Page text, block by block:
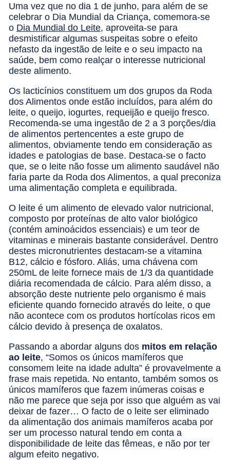
Uma vez que no dia 1 de junho, para além de se
celebrar o Dia Mundial da Criança, comemora-se
o Dia Mundial do Leite, aproveita-se para
desmistificar algumas suspeitas sobre o efeito
nefasto da ingestão de leite e o seu impacto na
saúde, bem como realçar o interesse nutricional
deste alimento.
Os lacticínios constituem um dos grupos da Roda
dos Alimentos onde estão incluídos, para além do
leite, o queijo, iogurtes, requeijão e queijo fresco.
Recomenda-se uma ingestão de 2 a 3 porções/dia
de alimentos pertencentes a este grupo de
alimentos, obviamente tendo em consideração as
idades e patologias de base. Destaca-se o facto
que, se o leite não fosse um alimento saudável não
faria parte da Roda dos Alimentos, a qual preconiza
uma alimentação completa e equilibrada.
O leite é um alimento de elevado valor nutricional,
composto por proteínas de alto valor biológico
(contém aminoácidos essenciais) e um teor de
vitaminas e minerais bastante considerável. Dentro
destes micronutrientes destacam-se a vitamina
B12, cálcio e fósforo. Aliás, uma chávena com
250mL de leite fornece mais de 1/3 da quantidade
diária recomendada de cálcio. Para além disso, a
absorção deste nutriente pelo organismo é mais
eficiente quando fornecido através do leite, o que
não acontece com os produtos hortícolas ricos em
cálcio devido à presença de oxalatos.
Passando a abordar alguns dos mitos em relação
ao leite, “Somos os únicos mamíferos que
consomem leite na idade adulta” é provavelmente a
frase mais repetida. No entanto, também somos os
únicos mamíferos que fazem inúmeras coisas e
não me parece que seja por isso que alguém as vai
deixar de fazer… O facto de o leite ser eliminado
da alimentação dos animais mamíferos acaba por
ser um processo natural tendo em conta a
disponibilidade de leite das fêmeas, e não por ter
algum efeito negativo.